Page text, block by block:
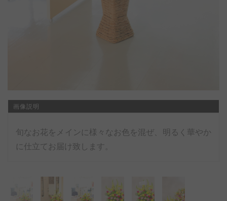
画像説明
旬なお花をメインに様々なお色を混ぜ、明るく華やか
に仕立てお届け致します。